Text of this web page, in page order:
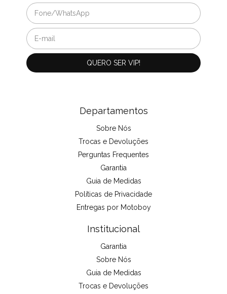
Departamentos
Sobre Nós
Trocas e Devoluções
Perguntas Frequentes
Garantia
Guia de Medidas
Políticas de Privacidade
Entregas por Motoboy
Institucional
Garantia
Sobre Nós
Guia de Medidas
Trocas e Devoluções